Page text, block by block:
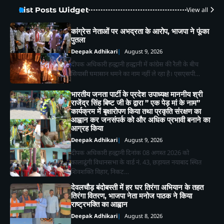
List Posts Widget View all
कांग्रेस नेताओं पर अभद्रता के आरोप, भाजपा ने फूंका
पुतला
Deepak Adhikari August 9, 2026
दीपक अधिकारी हल्द्वानी हल्द्वानी में कांग्रेस की रैली के बीच
सियासी घमासान थमने का नाम नहीं ले रहा है। एसएसपी…
भारतीय जनता पार्टी के प्रदेश उपाध्यक्ष माननीय श्री
राजेंद्र सिंह बिष्ट जी के द्वारा ” एक पेड़ मां के नाम”
कार्यक्रम में बृक्षारोपण किया तथा प्रकृति संरक्षण का
आह्वान कर जनसंपर्क को और अधिक प्रभावी बनाने का
आग्रह किया
Deepak Adhikari August 9, 2026
दीपक अधिकारी हल्द्वानी दिनांक 08 अगस्त 2026 को
कालाढूंगी विधानसभा के वार्ड नं. 43, छड़ायल नयाबाद स्थित
शिवशक्ति विहार, निकट…
देवलचौड़ बंदोबस्ती में हर घर तिरंगा अभियान के तहत
तिरंगा वितरण, भाजपा नेता मनोज पाठक ने किया
राष्ट्रभक्ति का आह्वान
Deepak Adhikari August 8, 2026